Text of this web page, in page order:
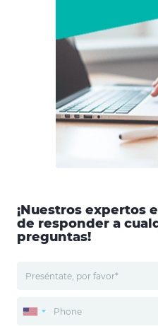
¡Nuestros expertos
de responder a
preguntas!